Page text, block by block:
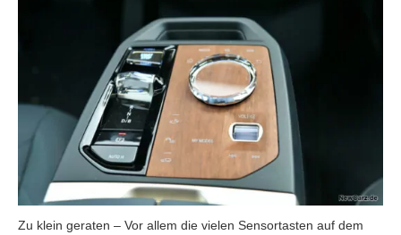
Zu klein geraten – Vor allem die vielen Sensortasten auf dem